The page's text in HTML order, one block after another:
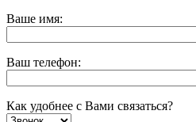
Ваше имя:
Ваш телефон:
Как удобнее с Вами связаться?